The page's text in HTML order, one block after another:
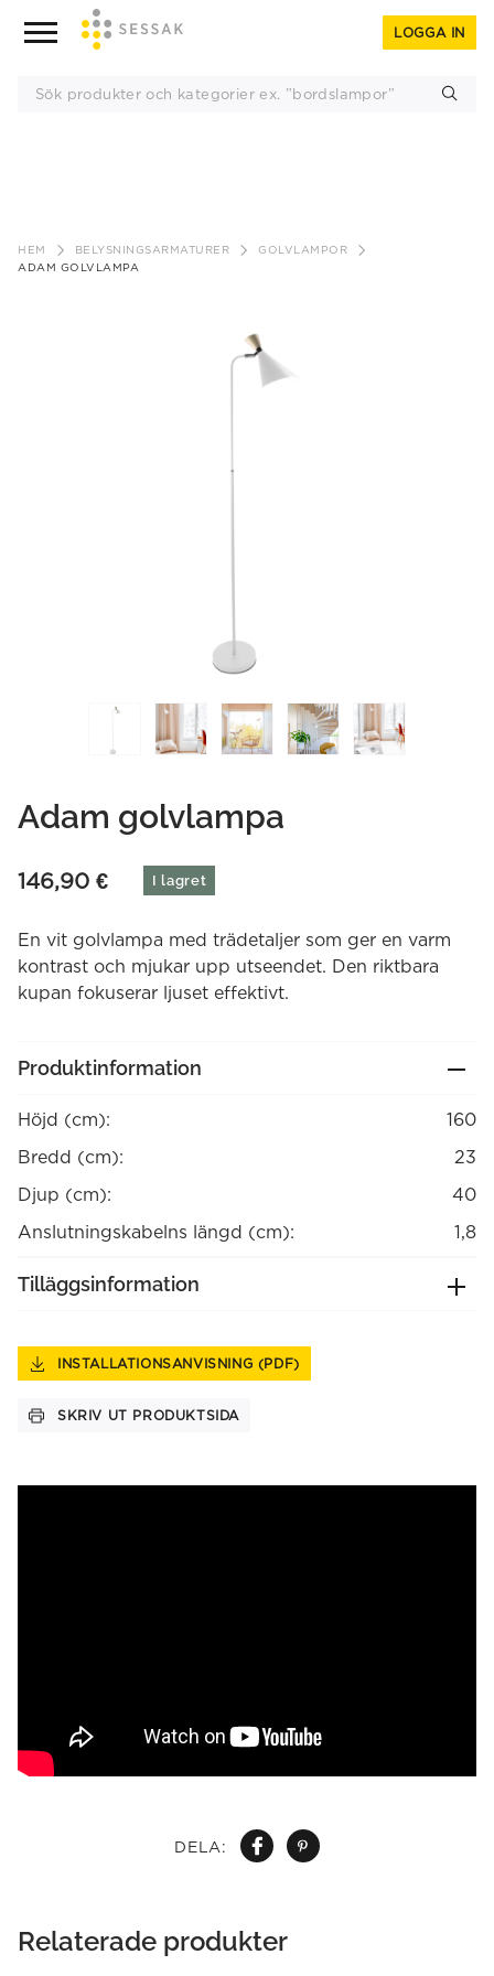
innehåll
LOGGA IN
HEM BELYSNINGSARMATURER
GOLVLAMPOR
ADAM GOLVLAMPA
DELA:
Adam golvlampa
146,90 € I lagret
En vit golvlampa med trädetaljer som ger en varm
kontrast och mjukar upp utseendet. Den riktbara
kupan fokuserar ljuset effektivt.
Produktinformation
Höjd (cm):
160
Bredd (cm):
23
Djup (cm):
40
Anslutningskabelns längd (cm):
1,8
Tilläggsinformation
INSTALLATIONSANVISNING (PDF)
SKRIV UT PRODUKTSIDA
Relaterade produkter